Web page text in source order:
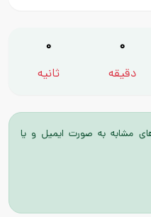
0
دقیقه
0
ثانیه
مشابه به صورت ایمیل و یا